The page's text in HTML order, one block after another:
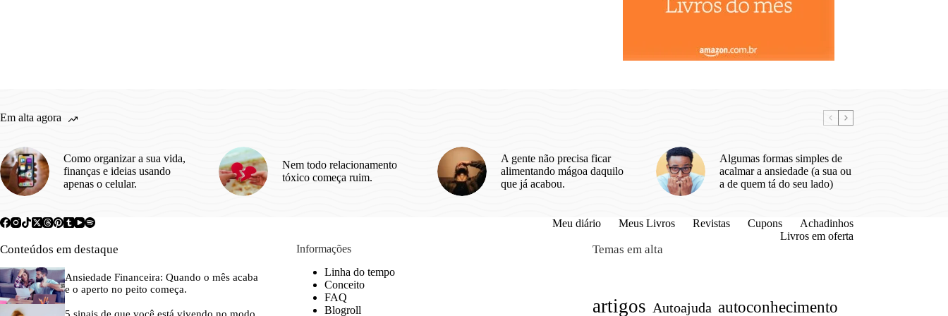
Em alta agora
Como organizar a sua vida,
finanças e ideias usando
apenas o celular.
Nem todo relacionamento
tóxico começa ruim.
A gente não precisa ficar
alimentando mágoa daquilo
que já acabou.
Algumas formas simples de
acalmar a ansiedade (a sua ou
a de quem tá do seu lado)
Meu diário Meus Livros Revistas Cupons
Achadinhos
Livros em oferta
Conteúdos em destaque
Ansiedade Financeira: Quando o mês acaba
e o aperto no peito começa.
5 sinais de que você está vivendo no modo
Informações
Linha do tempo
Conceito
FAQ
Blogroll
Temas em alta
artigos Autoajuda autoconhecimento